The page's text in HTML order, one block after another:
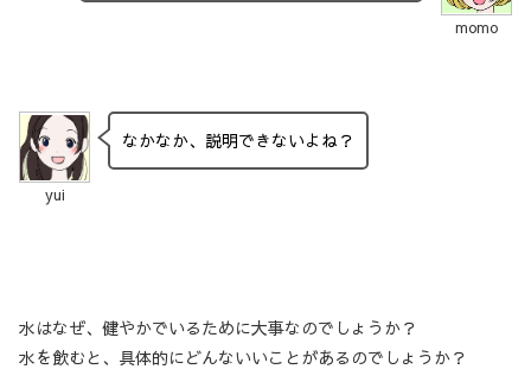
momo
yui
なかなか、説明できないよね？
水はなぜ、健やかでいるために大事なのでしょうか？
水を飲むと、具体的にどんないいことがあるのでしょうか？